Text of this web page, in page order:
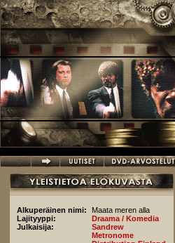
Hyppää pääsisältöön
Alkuperäinen nimi:
Maata meren alla
Lajityyppi:
Draama / Komedia
Julkaisija:
Sandrew
Metronome